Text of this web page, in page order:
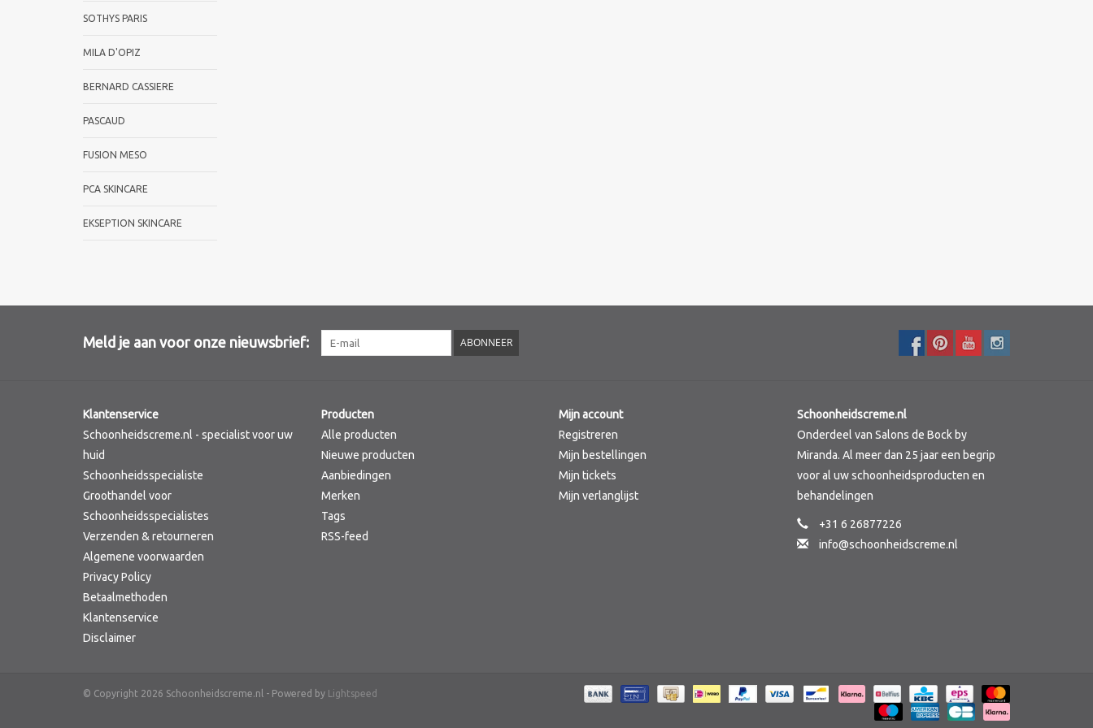
SOTHYS PARIS
MILA D'OPIZ
BERNARD CASSIERE
PASCAUD
FUSION MESO
PCA SKINCARE
EKSEPTION SKINCARE
Meld je aan voor onze nieuwsbrief: ABONNEER
Klantenservice
Schoonheidscreme.nl - specialist voor uw
huid
Schoonheidsspecialiste
Groothandel voor
Schoonheidsspecialistes
Verzenden & retourneren
Algemene voorwaarden
Privacy Policy
Betaalmethoden
Klantenservice
Disclaimer
Producten
Alle producten
Nieuwe producten
Aanbiedingen
Merken
Tags
RSS-feed
Mijn account
Registreren
Mijn bestellingen
Mijn tickets
Mijn verlanglijst
Schoonheidscreme.nl
Onderdeel van Salons de Bock by
Miranda. Al meer dan 25 jaar een begrip
voor al uw schoonheidsproducten en
behandelingen
+31 6 26877226
info@schoonheidscreme.nl
© Copyright 2026 Schoonheidscreme.nl - Powered by Lightspeed